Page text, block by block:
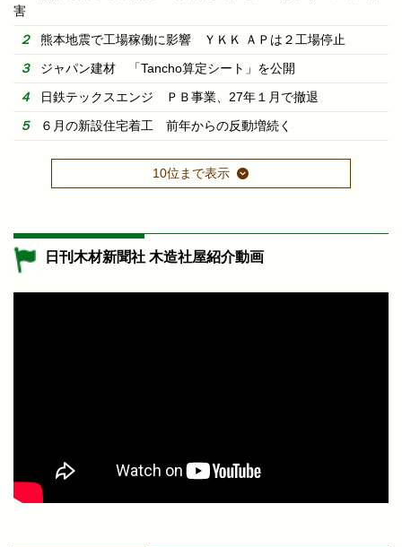
害
熊本地震で工場稼働に影響 ＹＫＫ ＡＰは２工場停止
ジャパン建材 「Tancho算定シート」を公開
日鉄テックスエンジ ＰＢ事業、27年１月で撤退
６月の新設住宅着工 前年からの反動増続く
10位まで表示
日刊木材新聞社 木造社屋紹介動画